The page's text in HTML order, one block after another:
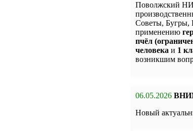
Поволжский
Советы, Бугры,
применению
пчёл
человека и 1
возникшим
06.05.2026
Новый